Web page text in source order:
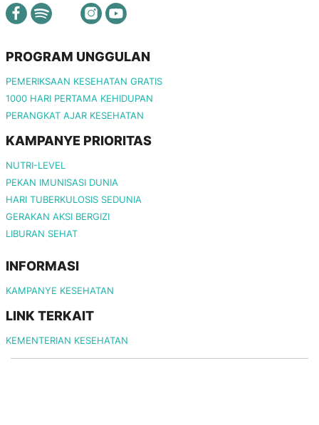
PROGRAM UNGGULAN
PEMERIKSAAN KESEHATAN GRATIS
1000 HARI PERTAMA KEHIDUPAN
PERANGKAT AJAR KESEHATAN
KAMPANYE PRIORITAS
NUTRI-LEVEL
PEKAN IMUNISASI DUNIA
HARI TUBERKULOSIS SEDUNIA
GERAKAN AKSI BERGIZI
LIBURAN SEHAT
INFORMASI
KAMPANYE KESEHATAN
LINK TERKAIT
KEMENTERIAN KESEHATAN